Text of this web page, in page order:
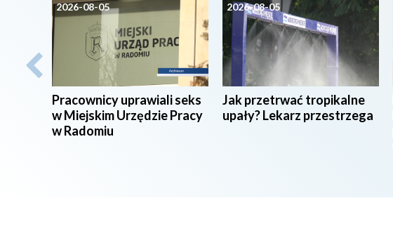
2026-08-05
Pracownicy uprawiali seks
w Miejskim Urzędzie Pracy
w Radomiu
2026-08-05
Jak przetrwać tropikalne
upały? Lekarz przestrzega